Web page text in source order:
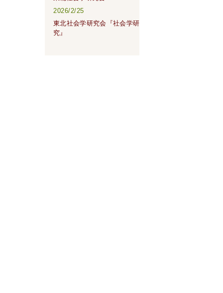
2026/2/25
東北社会学研究会『社会学研
究』